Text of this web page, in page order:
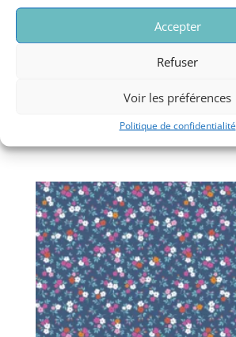
Accepter
Refuser
Voir les préférences
Politique de confidentialité
Popeline de coton fuschia à fleurs